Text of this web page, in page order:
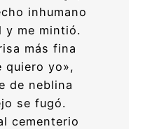
inhumano
y me mintió.
más fina
quiero yo»,
de neblina
se fugó.
cementerio